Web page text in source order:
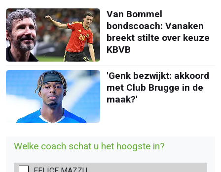
Van Bommel
bondscoach: Vanaken
breekt stilte over keuze
KBVB
'Genk bezwijkt: akkoord
met Club Brugge in de
maak?'
Welke coach schat u het hoogste in?